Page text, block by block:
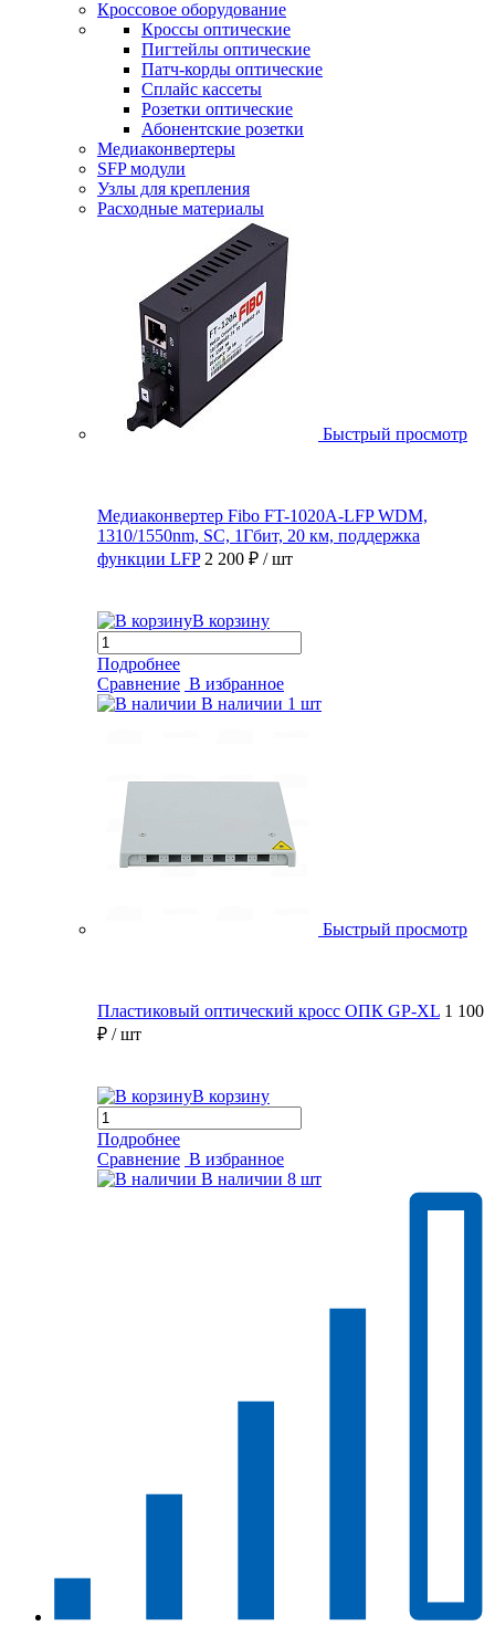
Кроссовое оборудование
Кроссы оптические
Пигтейлы оптические
Патч-корды оптические
Сплайс кассеты
Розетки оптические
Абонентские розетки
Медиаконвертеры
SFP модули
Узлы для крепления
Расходные материалы
Быстрый просмотр
Медиаконвертер Fibo FT-1020A-LFP WDM,
1310/1550nm, SC, 1Гбит, 20 км, поддержка
функции LFP 2 200 ₽ / шт
В корзину
Подробнее
Сравнение В избранное
В наличии 1 шт
Быстрый просмотр
Пластиковый оптический кросс ОПК GP-XL 1 100
₽ / шт
В корзину
Подробнее
Сравнение В избранное
В наличии 8 шт